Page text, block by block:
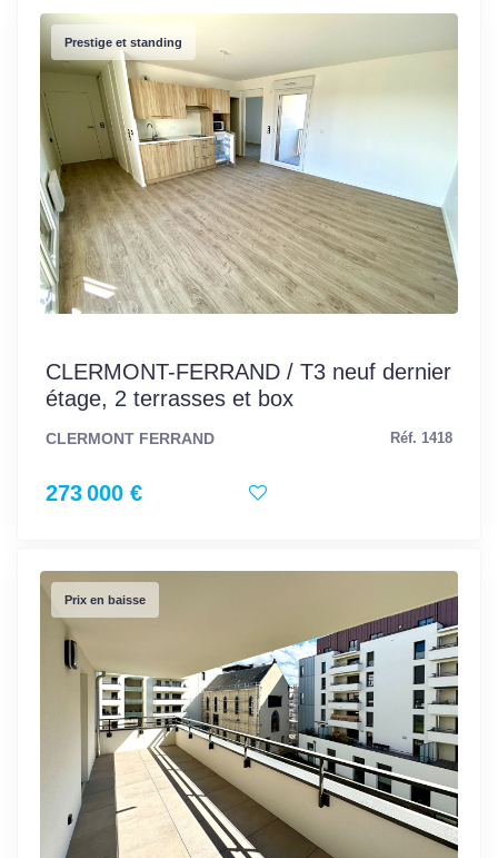
Prestige et standing
CLERMONT-FERRAND / T3 neuf dernier
étage, 2 terrasses et box
CLERMONT FERRAND Réf. 1418
273 000 €
Prix en baisse